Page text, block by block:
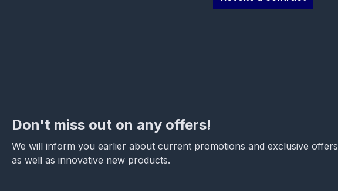
Don't miss out on any offers!
We will inform you earlier about current promotions and exclusive offers
as well as innovative new products.